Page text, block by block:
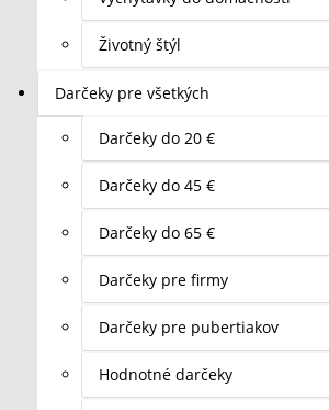
Životný štýl
Darčeky pre všetkých
Darčeky do 20 €
Darčeky do 45 €
Darčeky do 65 €
Darčeky pre firmy
Darčeky pre pubertiakov
Hodnotné darčeky